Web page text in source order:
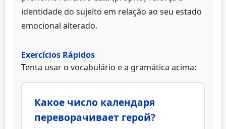
identidade do sujeito em relação ao seu estado
emocional alterado.
Exercícios Rápidos
Tenta usar o vocabulário e a gramática acima:
Какое число календаря
переворачивает герой?